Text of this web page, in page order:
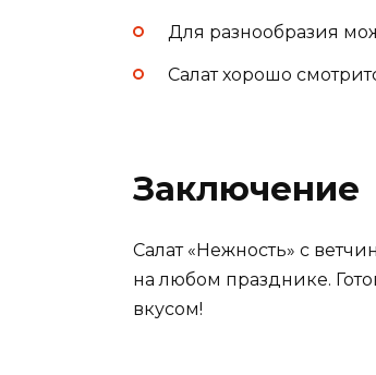
Для разнообразия
Салат хорошо
Заключение
Салат «Нежность» с
на любом празднике.
вкусом!